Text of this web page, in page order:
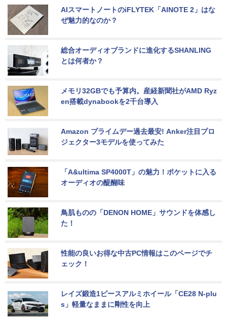
AIスマートノートのiFLYTEK「AINOTE 2」はな
ぜ魅力的なのか？
総合オーディオブランドに進化するSHANLING
とは何者か？
メモリ32GBでも予算内。産経新聞社がAMD Ryz
en搭載dynabookを2千台導入
Amazon プライムデー過去最安! Anker注目プロ
ジェクター3モデルを使ってみた
「A&ultima SP4000T」の魅力！ポケットに入る
オーディオの醍醐味
鳥肌ものの「DENON HOME」サウンドを体感し
た！
性能の良いお得な中古PC情報はこのページでチ
ェック！
レイズ鍛造1ピースアルミホイール「CE28 N-plu
s」軽量なままに剛性を向上